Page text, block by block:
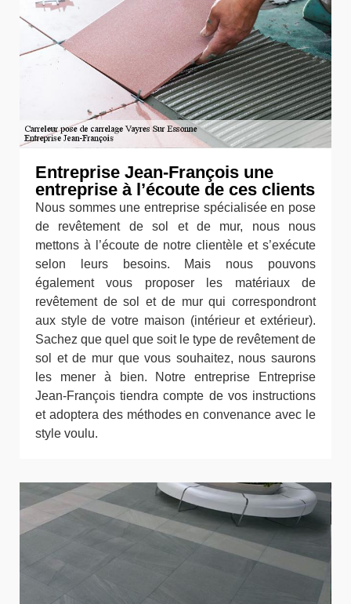
Entreprise Jean-François une
entreprise à l’écoute de ces clients
Nous sommes une entreprise spécialisée en pose
de revêtement de sol et de mur, nous nous
mettons à l’écoute de notre clientèle et s’exécute
selon leurs besoins. Mais nous pouvons
également vous proposer les matériaux de
revêtement de sol et de mur qui correspondront
aux style de votre maison (intérieur et extérieur).
Sachez que quel que soit le type de revêtement de
sol et de mur que vous souhaitez, nous saurons
les mener à bien. Notre entreprise Entreprise
Jean-François tiendra compte de vos instructions
et adoptera des méthodes en convenance avec le
style voulu.